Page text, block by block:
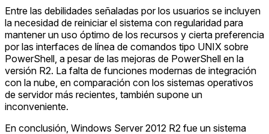
Entre las debilidades señaladas por los usuarios se incluyen
la necesidad de reiniciar el sistema con regularidad para
mantener un uso óptimo de los recursos y cierta preferencia
por las interfaces de línea de comandos tipo UNIX sobre
PowerShell, a pesar de las mejoras de PowerShell en la
versión R2. La falta de funciones modernas de integración
con la nube, en comparación con los sistemas operativos
de servidor más recientes, también supone un
inconveniente.
En conclusión, Windows Server 2012 R2 fue un sistema